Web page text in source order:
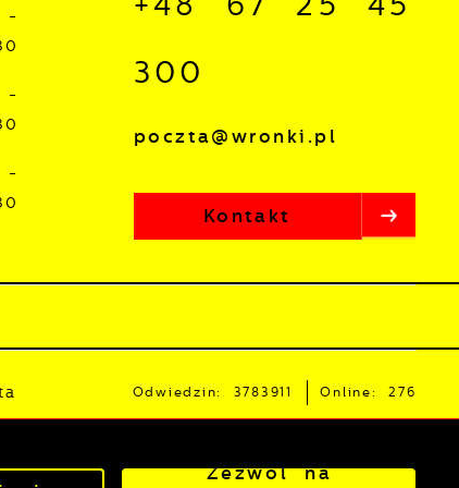
-
-
-
300
poczta@wronki.pl
Kontakt
Odwiedzin: 3783911 Online: 276
by2ClickPortal® - Portale nowej generacji
Zezwól na